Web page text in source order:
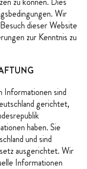
Wir
dieser Website
zur Kenntnis zu
Informationen sind
gerichtet,
haben. Sie
und sind
ausgerichtet. Wir
Informationen